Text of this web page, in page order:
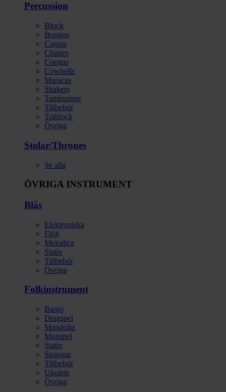
Percussion
Block
Bongos
Cajons
Chimes
Congas
Cowbells
Maracas
Shakers
Tamburiner
Tillbehör
Träblock
Övriga
Stolar/Thrones
Se alla
ÖVRIGA INSTRUMENT
Blås
Elektroniska
Flöjt
Melodica
Stativ
Tillbehör
Övriga
Folkinstrument
Banjo
Dragspel
Mandolin
Munspel
Stativ
Strängar
Tillbehör
Ukulele
Övriga